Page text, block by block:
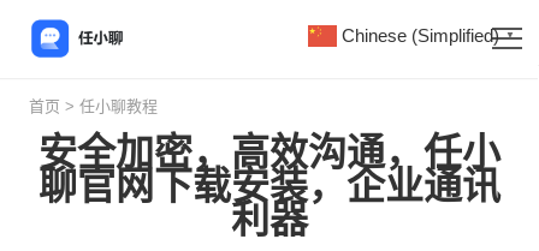
首页 > 任小聊教程
安全加密，高效沟通，任小
聊官网下载安装，企业通讯
利器
Chinese (Simplified) ▼